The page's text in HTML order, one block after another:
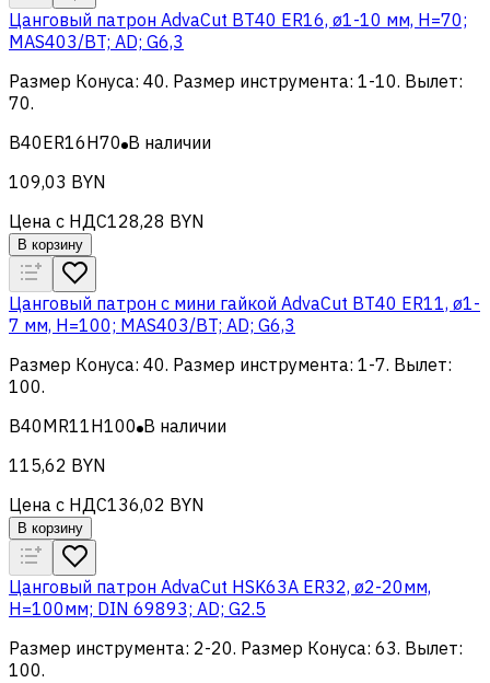
Цанговый патрон AdvaCut BT40 ER16, ø1-10 мм, H=70;
MAS403/BT; AD; G6,3
Размер Конуса: 40. Размер инструмента: 1-10. Вылет:
70.
B40ER16H70 В наличии
109,03 BYN
Цена с НДС128,28 BYN
В корзину
Цанговый патрон c мини гайкой AdvaCut BT40 ER11, ø1-
7 мм, H=100; MAS403/BT; AD; G6,3
Размер Конуса: 40. Размер инструмента: 1-7. Вылет:
100.
B40MR11H100 В наличии
115,62 BYN
Цена с НДС136,02 BYN
В корзину
Цанговый патрон AdvaCut HSK63A ER32, ø2-20мм,
H=100мм; DIN 69893; AD; G2.5
Размер инструмента: 2-20. Размер Конуса: 63. Вылет:
100.